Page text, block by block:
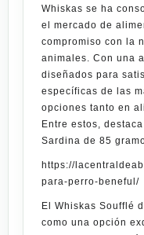
Whiskas se ha
el mercado de
compromiso con la
animales. Con una
diseñados para
específicas de las
opciones tanto en
Entre estos,
Sardina de 85
https://
para-perro-beneful/
El Whiskas Soufflé
como una opción